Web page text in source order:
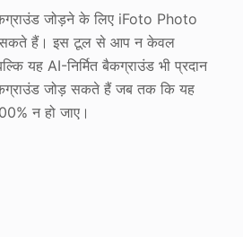
जोड़ने के लिए iFoto Photo
सकते हैं। इस टूल से आप न केवल
यह AI-निर्मित बैकग्राउंड भी प्रदान
जोड़ सकते हैं जब तक कि यह
न हो जाए।